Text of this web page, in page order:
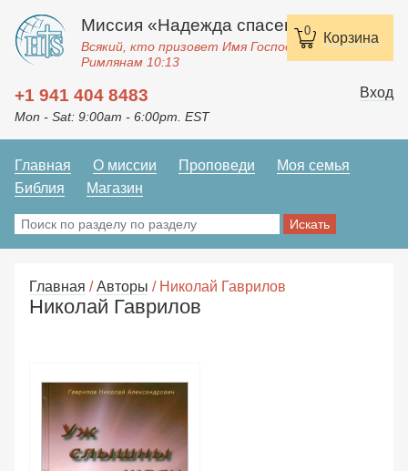
0 Корзина
Миссия «Надежда спасения»
Всякий, кто призовет Имя Господне, спасется.
Римлянам 10:13
+1 941 404 8483
Mon - Sat: 9:00am - 6:00pm. EST
Вход
Главная О миссии Проповеди
Моя семья
Библия
Магазин
Главная /Авторы / Николай Гаврилов
Николай Гаврилов